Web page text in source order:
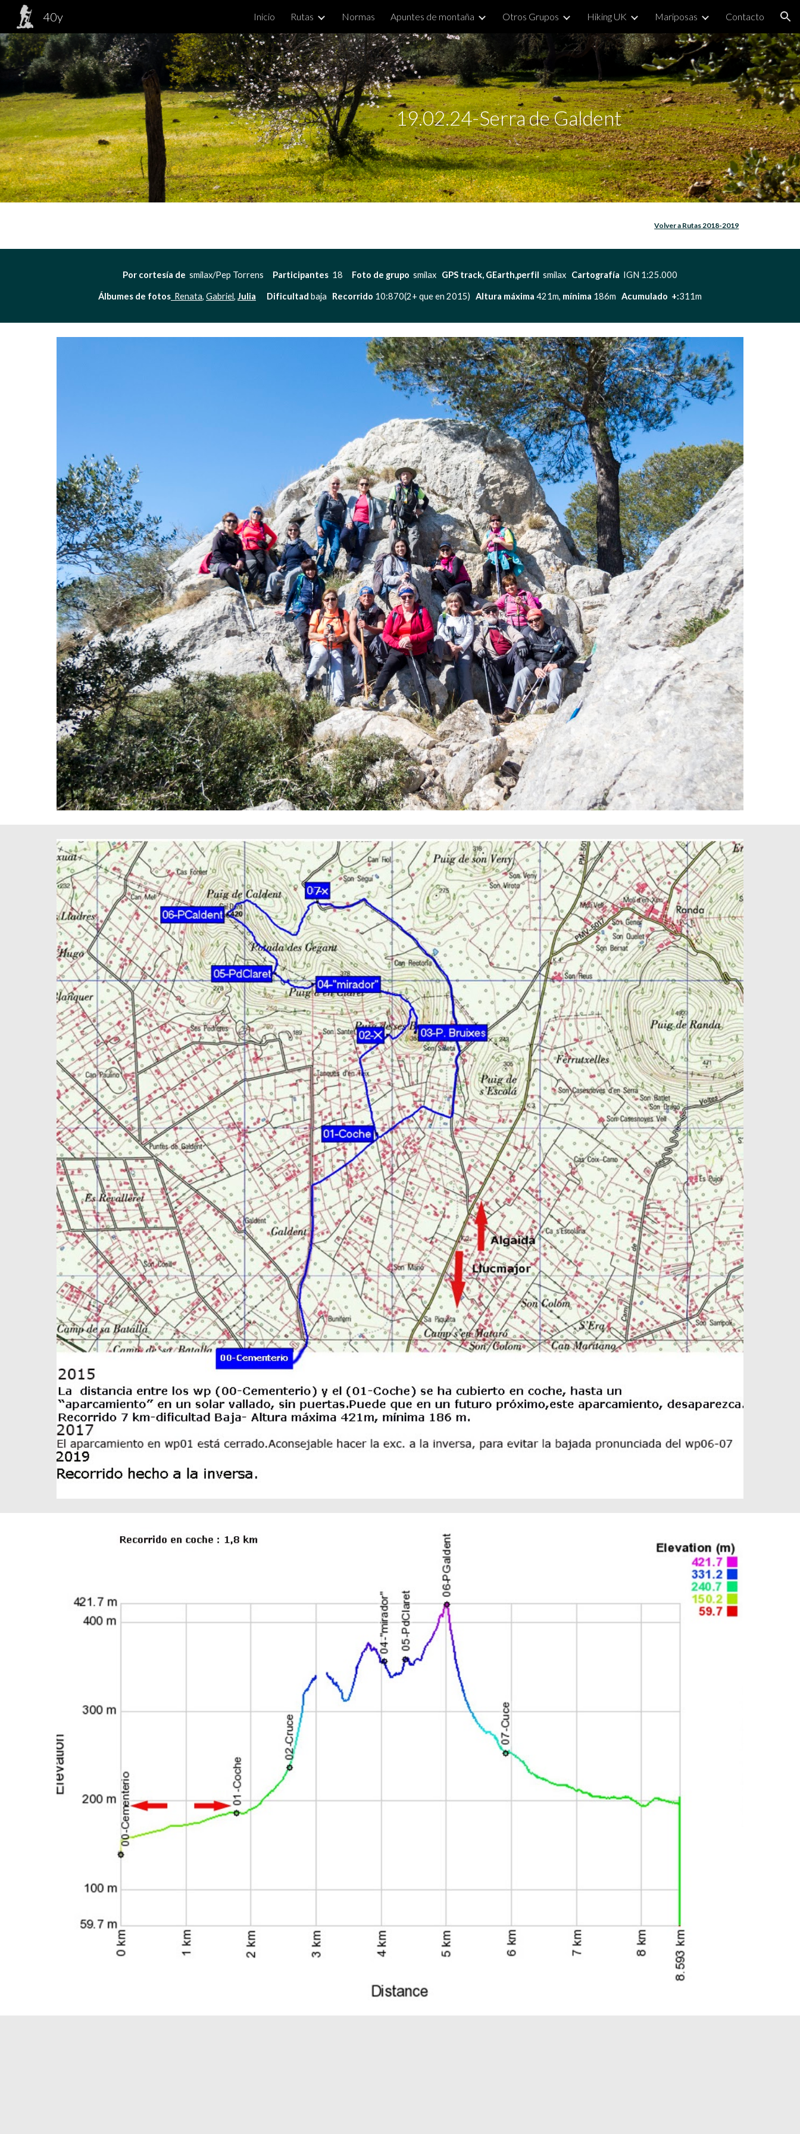
Skip to main content Skip to navigation
40y Inicio Rutas Normas Apuntes de montaña Otros Grupos Hiking UK Mariposas Contacto
19.02.24-Serra de Galdent
Volver a Rutas 2018-2019
Por cortesía de
  smilax/Pep Torrens
Participantes 18 Foto de grupo smilax GPS track, GEarth,perfil smilax Cartografía IGN 1:25.000
Álbumes de fotos Renata, Gabriel, Julia Dificultad baja Recorrido 10:870(2+ que en 2015) Altura máxima 421m, mínima 186m Acumulado  +:311m